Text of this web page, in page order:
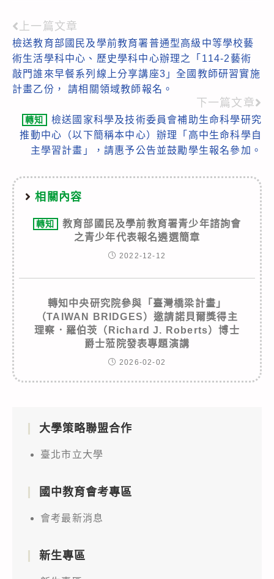
Read
more
articles
上一篇文章
檢送教育部國民及學前教育署普通型高級中等學校藝
術生活學科中心、歷史學科中心辦理之「114-2藝術
敲門誰來早餐系列線上分享講座3」全國教師研習實施
計畫乙份， 請相關領域教師報名。
下一篇文章
轉知
檢送國家科學及技術委員會補助生命科學研究
推動中心（以下簡稱本中心）辦理「高中生命科學自
主學習計畫」，請惠予公告並鼓勵學生報名參加。
相關內容
轉知
教育部國民及學前教育署青少年諮詢會
之青少年代表報名遴選簡章
2022-12-12
轉知中央研究院參與「臺灣橋梁計畫」
（TAIWAN BRIDGES）邀請諾貝爾獎得主
理察．羅伯茨（Richard J. Roberts）博士
爵士蒞院發表專題演講
2026-02-02
大學策略聯盟合作
臺北市立大學
國中教育會考專區
會考最新消息
新生專區